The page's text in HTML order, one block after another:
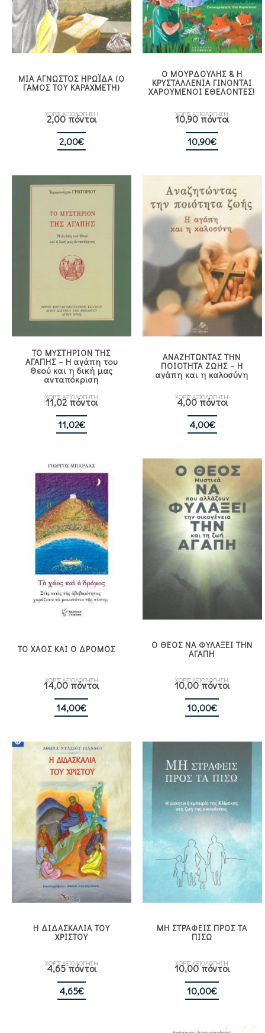
ΜΙΑ ΑΓΝΩΣΤΟΣ ΗΡΩΪΔΑ (Ο
ΓΑΜΟΣ ΤΟΥ ΚΑΡΑΧΜΕΤΗ)
ΧΩΡΙΣ ΑΞΙΟΛΟΓΗΣΗ
2,00 πόντοι
2,00€
Ο ΜΟΥΡΔΟΥΛΗΣ & Η
ΚΡΥΣΤΑΛΛΕΝΙΑ ΓΙΝΟΝΤΑΙ
ΧΑΡΟΥΜΕΝΟΙ ΕΘΕΛΟΝΤΕΣ!
ΧΩΡΙΣ ΑΞΙΟΛΟΓΗΣΗ
10,90 πόντοι
10,90€
ΤΟ ΜΥΣΤΗΡΙΟΝ ΤΗΣ
ΑΓΑΠΗΣ – Η αγάπη του
Θεού και η δική μας
ανταπόκριση
ΧΩΡΙΣ ΑΞΙΟΛΟΓΗΣΗ
11,02 πόντοι
11,02€
ΑΝΑΖΗΤΩΝΤΑΣ ΤΗΝ
ΠΟΙΟΤΗΤΑ ΖΩΗΣ – Η
αγάπη και η καλοσύνη
ΧΩΡΙΣ ΑΞΙΟΛΟΓΗΣΗ
4,00 πόντοι
4,00€
ΤΟ ΧΑΟΣ ΚΑΙ Ο ΔΡΟΜΟΣ
ΧΩΡΙΣ ΑΞΙΟΛΟΓΗΣΗ
14,00 πόντοι
14,00€
Ο ΘΕΟΣ ΝΑ ΦΥΛΑΞΕΙ ΤΗΝ
ΑΓΑΠΗ
ΧΩΡΙΣ ΑΞΙΟΛΟΓΗΣΗ
10,00 πόντοι
10,00€
Η ΔΙΔΑΣΚΑΛΙΑ ΤΟΥ
ΧΡΙΣΤΟΥ
ΧΩΡΙΣ ΑΞΙΟΛΟΓΗΣΗ
4,65 πόντοι
4,65€
ΜΗ ΣΤΡΑΦΕΙΣ ΠΡΟΣ ΤΑ
ΠΙΣΩ
ΧΩΡΙΣ ΑΞΙΟΛΟΓΗΣΗ
10,00 πόντοι
10,00€